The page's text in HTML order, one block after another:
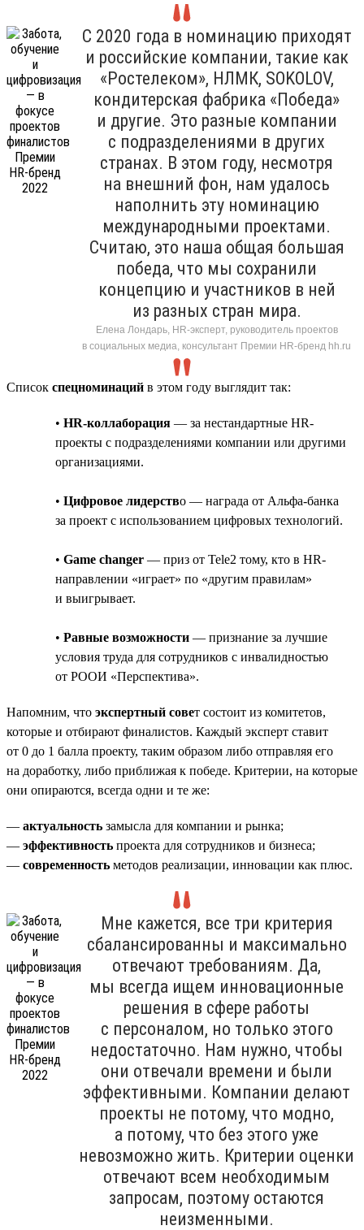
С 2020 года в номинацию приходят
и российские компании, такие как
«Ростелеком», НЛМК, SOKOLOV,
кондитерская фабрика «Победа»
и другие. Это разные компании
с подразделениями в других
странах. В этом году, несмотря
на внешний фон, нам удалось
наполнить эту номинацию
международными проектами.
Считаю, это наша общая большая
победа, что мы сохранили
концепцию и участников в ней
из разных стран мира.
Елена Лондарь, HR-эксперт, руководитель проектов
в социальных медиа, консультант Премии HR-бренд hh.ru
Список спецноминаций в этом году выглядит так:
• HR-коллаборация — за нестандартные HR-
проекты с подразделениями компании или другими
организациями.
• Цифровое лидерство — награда от Альфа-банка
за проект с использованием цифровых технологий.
• Game changer — приз от Tele2 тому, кто в HR-
направлении «играет» по «другим правилам»
и выигрывает.
• Равные возможности — признание за лучшие
условия труда для сотрудников с инвалидностью
от РООИ «Перспектива».
Напомним, что экспертный совет состоит из комитетов,
которые и отбирают финалистов. Каждый эксперт ставит
от 0 до 1 балла проекту, таким образом либо отправляя его
на доработку, либо приближая к победе. Критерии, на которые
они опираются, всегда одни и те же:
— актуальность замысла для компании и рынка;
— эффективность проекта для сотрудников и бизнеса;
— современность методов реализации, инновации как плюс.
Мне кажется, все три критерия
сбалансированны и максимально
отвечают требованиям. Да,
мы всегда ищем инновационные
решения в сфере работы
с персоналом, но только этого
недостаточно. Нам нужно, чтобы
они отвечали времени и были
эффективными. Компании делают
проекты не потому, что модно,
а потому, что без этого уже
невозможно жить. Критерии оценки
отвечают всем необходимым
запросам, поэтому остаются
неизменными.